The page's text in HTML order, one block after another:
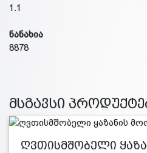
1.1
ნანახია
8878
მსგავსი
ღვთისმშობელი